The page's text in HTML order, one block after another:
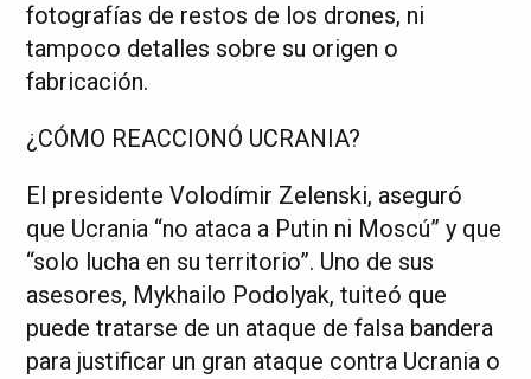
fotografías de restos de los drones, ni
tampoco detalles sobre su origen o
fabricación.
¿CÓMO REACCIONÓ UCRANIA?
El presidente Volodímir Zelenski, aseguró
que Ucrania “no ataca a Putin ni Moscú” y que
“solo lucha en su territorio”. Uno de sus
asesores, Mykhailo Podolyak, tuiteó que
puede tratarse de un ataque de falsa bandera
para justificar un gran ataque contra Ucrania o